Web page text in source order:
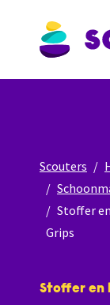
Scouters
Stoffer
Grips
Stoffer en